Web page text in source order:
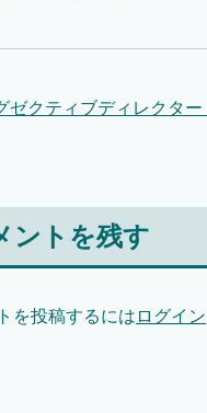
ゼクティブディレクタ
ントを残す
を投稿するには ログイン